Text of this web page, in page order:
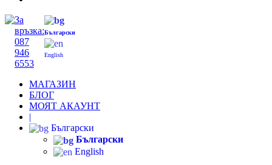
За
връзка:
087
946
6553
Български
English
МАГАЗИН
БЛОГ
МОЯТ АКАУНТ
|
Български
Български
English